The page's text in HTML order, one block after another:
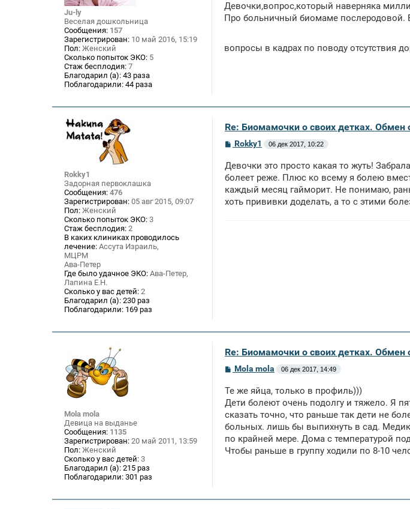
Ju-ly
Веселая дошкольница
Сообщения: 157
Зарегистрирован: 10 май 2016, 15:19
Пол: Женский
Сколько попыток ЭКО: 5
Стаж бесплодия: 7
Благодарил (а): 43 раза
Поблагодарили: 44 раза
б
щ
е
е
Девочки,вопрос,который наверняка
Про больничный биомаме послеродовой.
вопросы в кадрах по поводу отсутствия
Rokky1
Задорная первоклашка
Сообщения: 476
Зарегистрирован: 05 авг 2015, 09:07
Пол: Женский
Сколько попыток ЭКО: 3
Стаж бесплодия: 2
В каких клиниках проводилось
лечение: Ассута Израиль,
МЦРМ
Ава-Петер
Где было удачное ЭКО: Ава-Петер,
Лапина Е.Н.
Сколько у вас детей: 2
Благодарил (а): 230 раз
Поблагодарили: 169 раз
Re: Биомамочки о своих детках.
С
б
щ
н
и
Rokky1 06 дек 2017, 10:22
Девочки это просто какая то жуть!
болеет реже. Плюс ко всему я болею
каждый месяц гайморит. Не понимаю,
хоть прививки доделать, а то с этими
Mola mola
Девица на выданье
Сообщения: 1135
Зарегистрирован: 20 май 2011, 13:59
Пол: Женский
Сколько у вас детей: 3
Благодарил (а): 215 раз
Поблагодарили: 301 раз
Re: Биомамочки о своих детках.
С
б
щ
н
и
Mola mola 06 дек 2017, 14:49
Те же яйца, только в профиль)))
Дети болеют очень подолгу и тяжело. Я
сказать точно, что раньше так дети не
больных. лишь бы выпихнуть в сад.
по крайней мере. Дома с температурой
Чтобы раньше в группу ходили по 8-10